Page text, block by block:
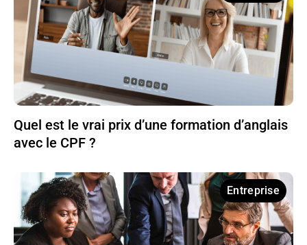
Quel est le vrai prix d’une formation d’anglais
avec le CPF ?
Entreprise